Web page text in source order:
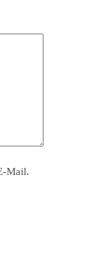
Mail.